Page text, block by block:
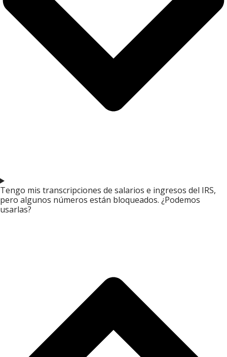
Tengo mis transcripciones de salarios e ingresos del IRS,
pero algunos números están bloqueados. ¿Podemos
usarlas?